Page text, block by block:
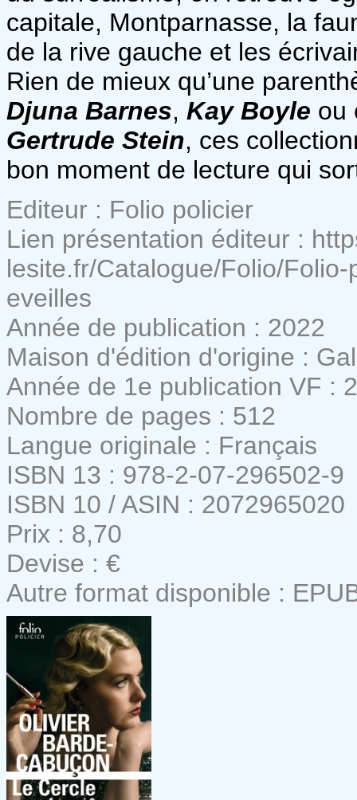
capitale, Montparnasse, la
de la rive gauche et les
Rien de mieux qu’une
Djuna Barnes, Kay Boyle ou
Gertrude Stein, ces
bon moment de lecture qui
Editeur : Folio policier
Lien présentation éditeur :
lesite.fr/Catalogue/Folio/
eveilles
Année de publication : 2022
Maison d'édition d'origine :
Année de 1e publication VF :
Nombre de pages : 512
Langue originale : Français
ISBN 13 : 978-2-07-296502-9
ISBN 10 / ASIN : 2072965020
Prix : 8,70
Devise : €
Autre format disponible :